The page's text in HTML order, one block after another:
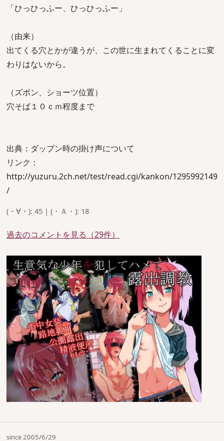
「ひっひっふー、ひっひっふー」
（由来）
出てくる穴とかが違うが、この世に生まれてくることに変
わりはないから。
（ズボン、ショーツ位置）
穴そば１０ｃｍ程度まで
出典：ダップン時の掛け声について
リンク：
http://yuzuru.2ch.net/test/read.cgi/kankon/1295992149
/
(・∀・): 45 | (・Ａ・): 18
過去のコメントを見る（29件）
since 2005/6/29